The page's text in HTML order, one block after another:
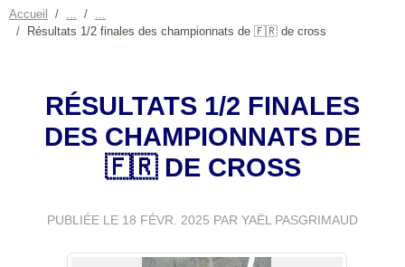
Accueil
Résultats 1/2 finales des championnats de 🇫🇷 de cross
RÉSULTATS 1/2 FINALES
DES CHAMPIONNATS DE
🇫🇷 DE CROSS
PUBLIÉE LE 18 FÉVR. 2025 PAR YAËL PASGRIMAUD